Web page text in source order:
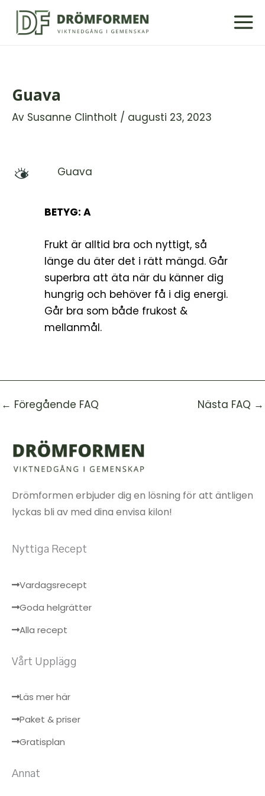
Hoppa
Guava
Av Susanne Clintholt / augusti 23, 2023
M Guava
BETYG: A
Frukt är alltid bra och nyttigt, så
länge du äter det i rätt mängd. Går
superbra att äta när du känner dig
hungrig och behöver få i dig energi.
Går bra som både frukost &
mellanmål.
← Föregående FAQ Nästa FAQ →
Drömformen erbjuder dig en lösning för att äntligen
lyckas bli av med dina envisa kilon!
Nyttiga Recept
Vardagsrecept
Goda helgrätter
Alla recept
Vårt Upplägg
Läs mer här
Paket & priser
Gratisplan
Annat